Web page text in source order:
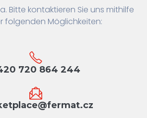
Bitte kontaktieren Sie uns mithilfe
folgenden Möglichkeiten:
720 864 244